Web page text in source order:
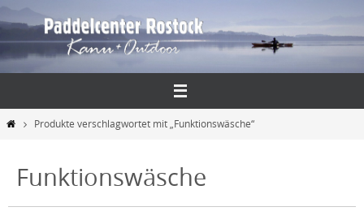
Inhalt
springen
StartProdukte verschlagwortet mit „Funktionswäsche“
Funktionswäsche